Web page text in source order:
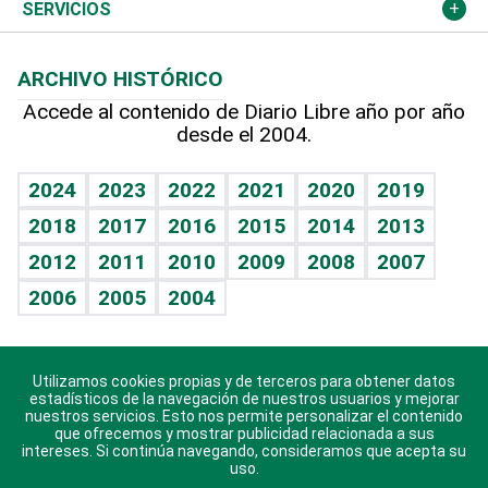
Podcast Arte Libre
Hablando con el pediatra
Vida y familia
Eñe
Celebrando la vida
Sin complejos
En pocas palabras
Escuchando al corazón
Economía Personal
Más deportes
Línea de hit
TBT Deportivo
Columnistas
Cambio climático
Opinión
Hecho en casa
Guía del dinero
SERVICIOS
Cumpleaños
Horóscopos
Crucigramas
ARCHIVO HISTÓRICO
Accede al contenido de Diario Libre año por año
desde el 2004.
2024 2023 2022 2021 2020
2019
2018
2017 2016 2015 2014
2013
2012
2011 2010 2009 2008
2007
2006
2005 2004
Descarga nuestras aplicaciones para Android, iOS y
sistema Huawei.
Utilizamos cookies propias y de terceros para obtener datos
estadísticos de la navegación de nuestros usuarios y mejorar
nuestros servicios. Esto nos permite personalizar el contenido
que ofrecemos y mostrar publicidad relacionada a sus
intereses. Si continúa navegando, consideramos que acepta su
uso.